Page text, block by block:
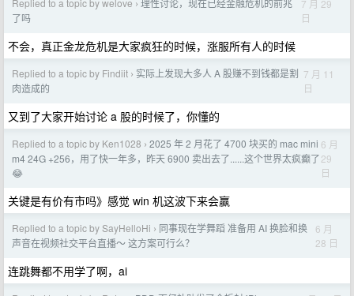
Replied to a topic by welove › 理性讨论，现在已经金融危机的前兆
了吗
7 月 29
日
不会，真正金龙危机是大家疯狂的时候，涨服所有人的时候
Replied to a topic by Findiit › 实际上发现大多人 A 股赚不到钱都是割
肉造成的
7 月 11
日
又到了大家开始讨论 a 股的时候了，你懂的
Replied to a topic by Ken1028 › 2025 年 2 月花了 4700 块买的 mac mini
m4 24G +256，用了快一年多，昨天 6900 卖出去了......这个世界太疯癫了
😂
6 月
29
日
关键是有价有市吗》感觉 win 机这波下来会赢
Replied to a topic by SayHelloHi › 同事现在学舞蹈 准备用 AI 换脸和换
声音在视频社交平台直播～ 这方案可行么？
6 月
28 日
连跳舞都不用学了啊，ai